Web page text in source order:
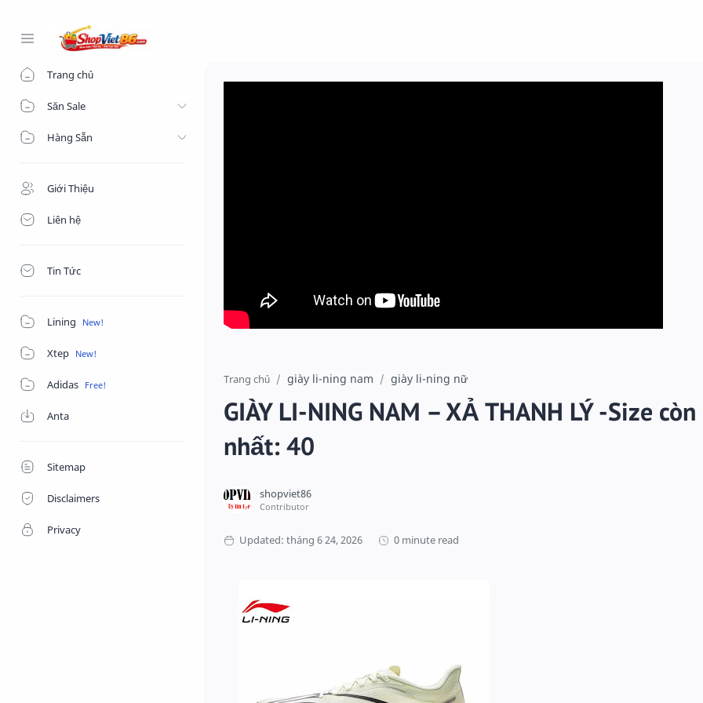
Trang chủ
Săn Sale
Hàng Sẵn
Giới Thiệu
Liên hệ
Tin Tức
Lining
Xtep
Adidas
Anta
Sitemap
Disclaimers
Privacy
Trang chủ giày li-ning nam giày li-ning nữ
GIÀY LI-NING NAM – XẢ THANH LÝ -Size
nhất: 40
0 minute read